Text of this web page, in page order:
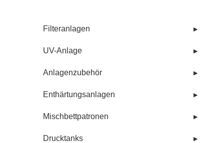
Filteranlagen ▶
UV-Anlage ▶
Anlagenzubehör ▶
Enthärtungsanlagen ▶
Mischbettpatronen ▶
Drucktanks ▶